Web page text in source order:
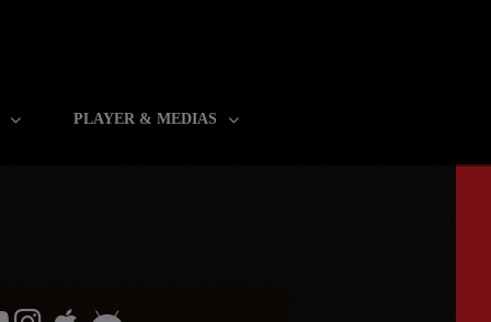
PLAYER & MEDIAS